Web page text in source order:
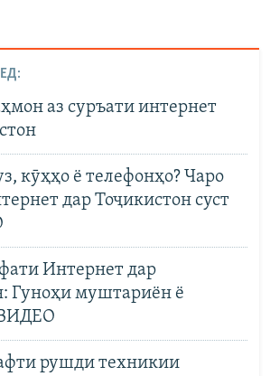
аз суръати интернет
кӯҳҳо ё телефонҳо? Чаро
дар Тоҷикистон суст
Интернет дар
Гуноҳи муштариён ё
рушди техникии